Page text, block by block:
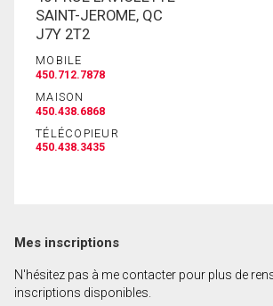
SAINT-JEROME, QC
J7Y 2T2
MOBILE
450.712.7878
MAISON
450.438.6868
TÉLÉCOPIEUR
450.438.3435
Mes inscriptions
N'hésitez pas à me contacter pour plus de
inscriptions disponibles.